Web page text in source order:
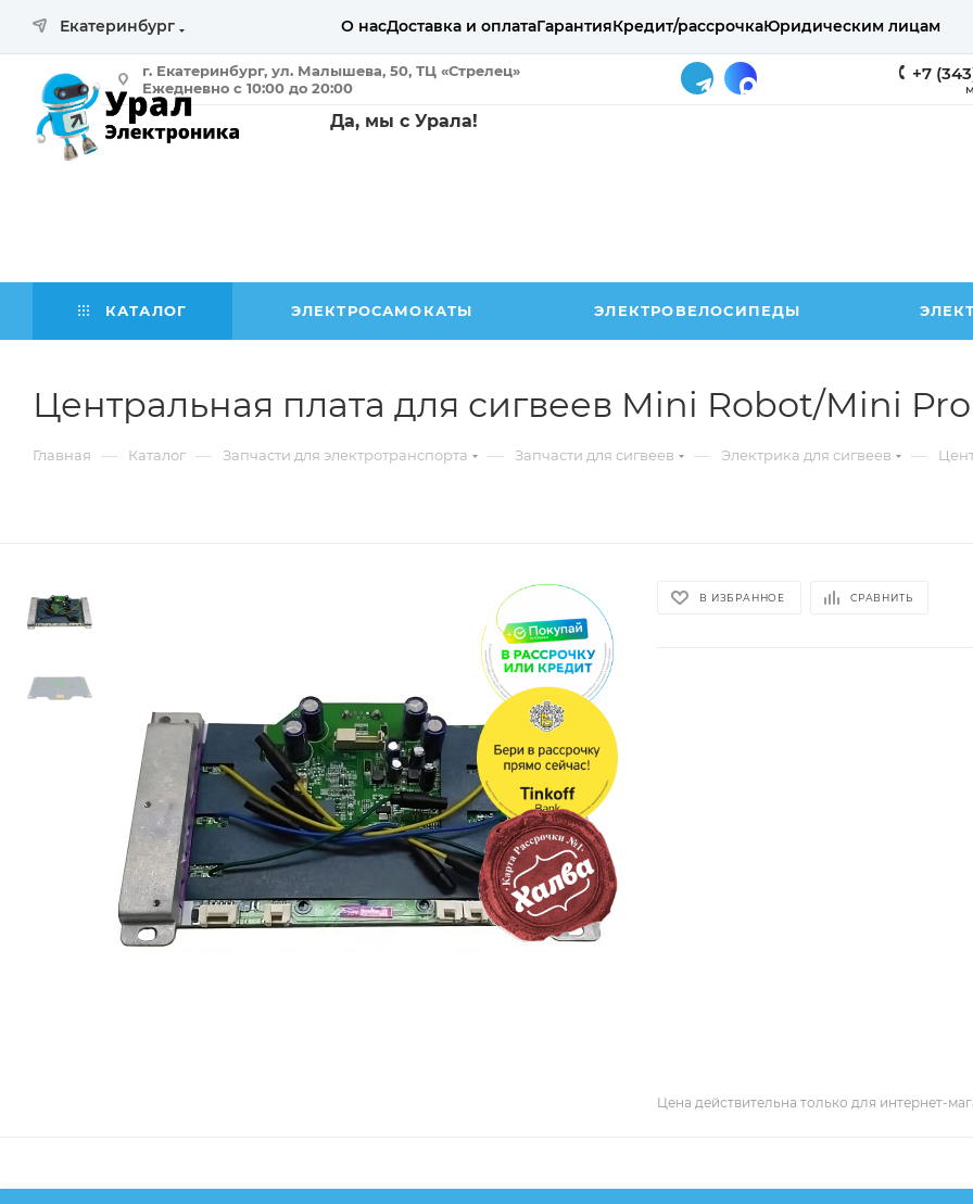
Екатеринбург О насДоставка и оплатаГарантияКредит/рассрочкаЮридическим лицам
г. Екатеринбург, ул. Малышева, 50, ТЦ «Стрелец»
Ежедневно с 10:00 до 20:00
+7
Да, мы с Урала!
КАТАЛОГ ЭЛЕКТРОСАМОКАТЫ ЭЛЕКТРОВЕЛОСИПЕДЫ
Центральная плата для сигвеев Mini Robot/Mini
Главная — Каталог — Запчасти для электротранспорта — Запчасти для сигвеев — Электрика для сигвеев —
В ИЗБРАННОЕ СРАВНИТЬ
Цена действительна только для интернет-